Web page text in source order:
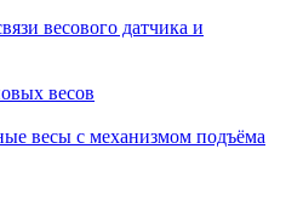
весового датчика и
весов
весы с механизмом подъёма